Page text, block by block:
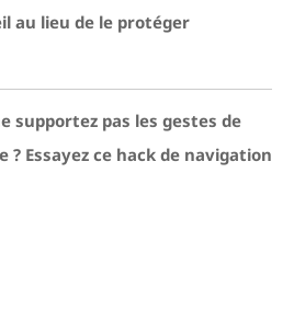
au lieu de le protéger
supportez pas les gestes de
? Essayez ce hack de navigation